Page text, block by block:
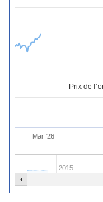
Prix de
Mar '26
2015